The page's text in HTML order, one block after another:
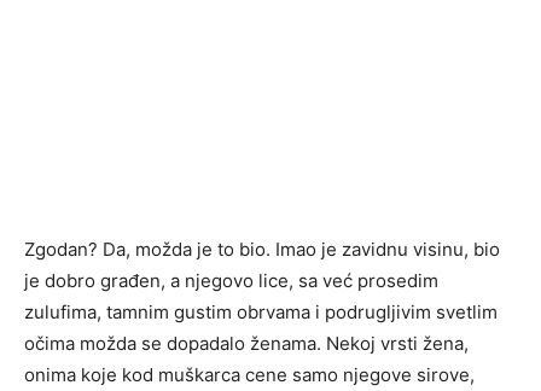
Zgodan? Da, možda je to bio. Imao je zavidnu visinu, bio
je dobro građen, a njegovo lice, sa već prosedim
zulufima, tamnim gustim obrvama i podrugljivim svetlim
očima možda se dopadalo ženama. Nekoj vrsti žena,
onima koje kod muškarca cene samo njegove sirove,